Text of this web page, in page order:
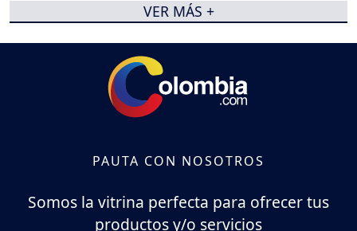
VER MÁS +
PAUTA CON NOSOTROS
Somos la vitrina perfecta para ofrecer tus
productos y/o servicios